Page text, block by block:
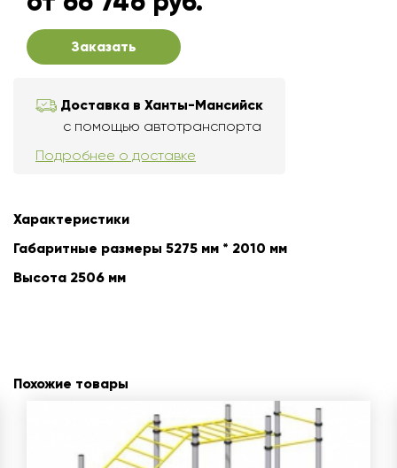
Заказать
Доставка в Ханты-Мансийск
с помощью автотранспорта
Подробнее о доставке
Характеристики
Габаритные размеры 5275 мм * 2010 мм
Высота 2506 мм
Похожие товары